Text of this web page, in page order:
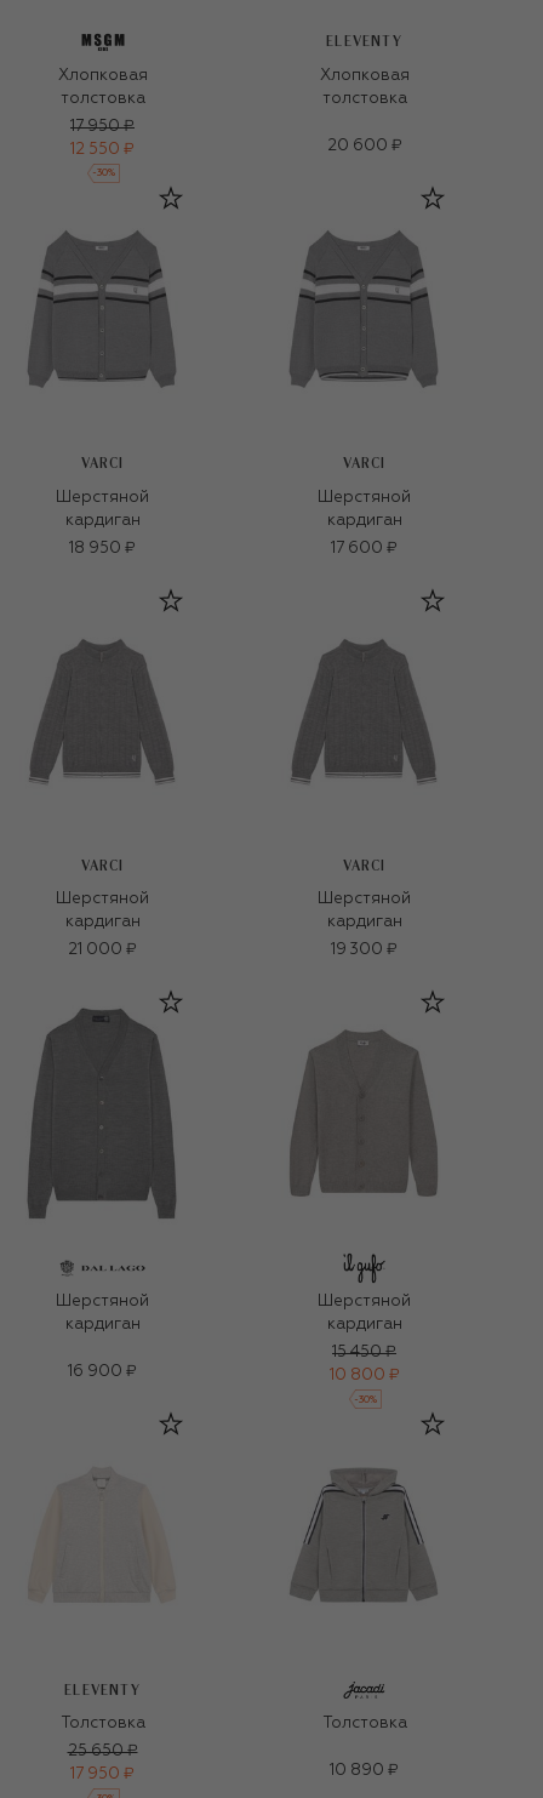
Хлопковая
толстовка
17 950 ₽
12 550 ₽
-30%
ELEVENTY
Хлопковая
толстовка
20 600 ₽
VARCI
Шерстяной
кардиган
18 950 ₽
VARCI
Шерстяной
кардиган
17 600 ₽
VARCI
Шерстяной
кардиган
21 000 ₽
VARCI
Шерстяной
кардиган
19 300 ₽
Шерстяной
кардиган
16 900 ₽
Шерстяной
кардиган
15 450 ₽
10 800 ₽
-30%
ELEVENTY
Толстовка
25 650 ₽
17 950 ₽
Толстовка
10 890 ₽